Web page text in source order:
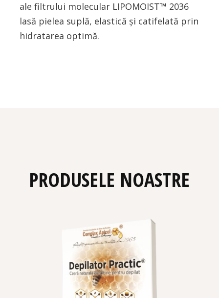
ale filtrului molecular LIPOMOIST™ 2036
lasă pielea suplă, elastică și catifelată prin
hidratarea optimă.
PRODUSELE NOASTRE